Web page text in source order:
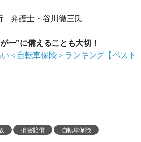
弁護士・谷川徹三氏
一”に備えることも大切！
＜自転車保険＞ランキング【ベスト
損害賠償 自転車保険